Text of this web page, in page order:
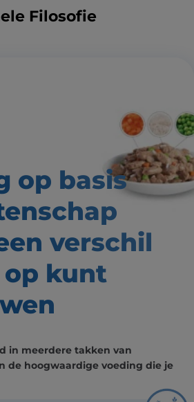
Filosofie
op basis
verschil
op kunt
in meerdere takken van
de hoogwaardige voeding die je